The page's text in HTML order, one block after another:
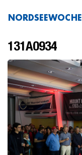
NORDSEEWOCHE
131A0934